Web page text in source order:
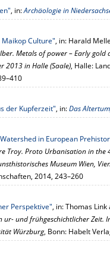
, in:Archäologie in
Culture", in: Harald
Metals of power – Early
2013 in Halle (Saale), Halle:
der Kupferzeit", in:Das
in European
Troy. Proto Urbanisation in the
Museum Wien,
2014, 243–260
Perspektive", in: Thomas
ur- und frühgeschichtlicher
Würzburg, Bonn: Habelt